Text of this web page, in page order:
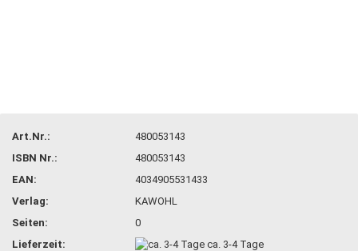
Art.Nr.:
480053143
ISBN Nr.:
480053143
EAN:
4034905531433
Verlag:
KAWOHL
Seiten:
0
Lieferzeit:
ca. 3-4 Tage